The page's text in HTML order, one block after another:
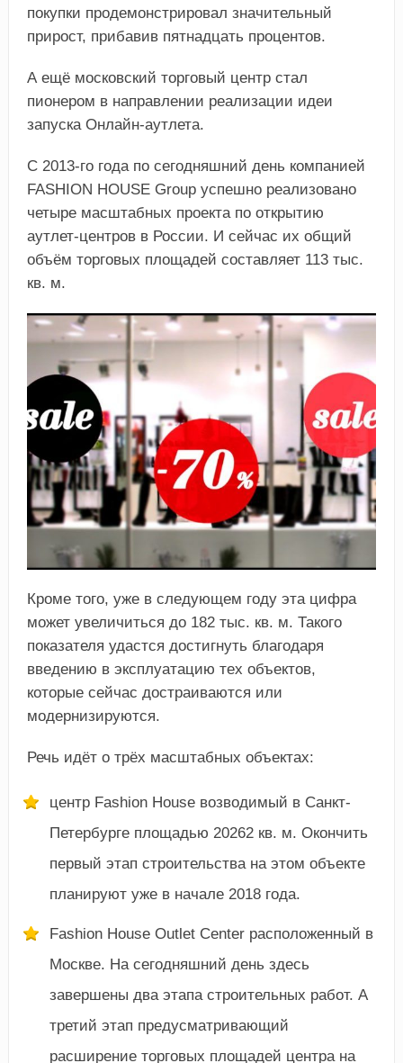
покупки продемонстрировал значительный
прирост, прибавив пятнадцать процентов.
А ещё московский торговый центр стал
пионером в направлении реализации идеи
запуска Онлайн-аутлета.
С 2013-го года по сегодняшний день компанией
FASHION HOUSE Group успешно реализовано
четыре масштабных проекта по открытию
аутлет-центров в России. И сейчас их общий
объём торговых площадей составляет 113 тыс.
кв. м.
Кроме того, уже в следующем году эта цифра
может увеличиться до 182 тыс. кв. м. Такого
показателя удастся достигнуть благодаря
введению в эксплуатацию тех объектов,
которые сейчас достраиваются или
модернизируются.
Речь идёт о трёх масштабных объектах:
центр Fashion House возводимый в Санкт-
Петербурге площадью 20262 кв. м. Окончить
первый этап строительства на этом объекте
планируют уже в начале 2018 года.
Fashion House Outlet Center расположенный в
Москве. На сегодняшний день здесь
завершены два этапа строительных работ. А
третий этап предусматривающий
расширение торговых площадей центра на